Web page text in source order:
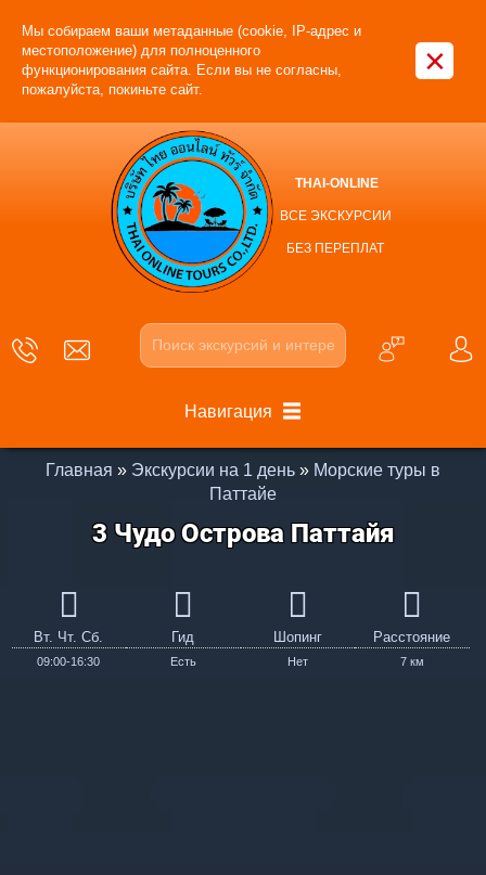
Мы собираем ваши метаданные (cookie, IP-адрес и
местоположение) для полноценного
функционирования сайта. Если вы не согласны,
пожалуйста, покиньте сайт.
×
THAI-ONLINE
ВСЕ ЭКСКУРСИИ
БЕЗ ПЕРЕПЛАТ
Навигация
Главная » Экскурсии на 1 день » Морские туры в
Паттайе
3 Чудо Острова Паттайя
Вт. Чт. Сб.
09:00-16:30
Гид
Есть
Шопинг
Нет
Расстояние
7 км